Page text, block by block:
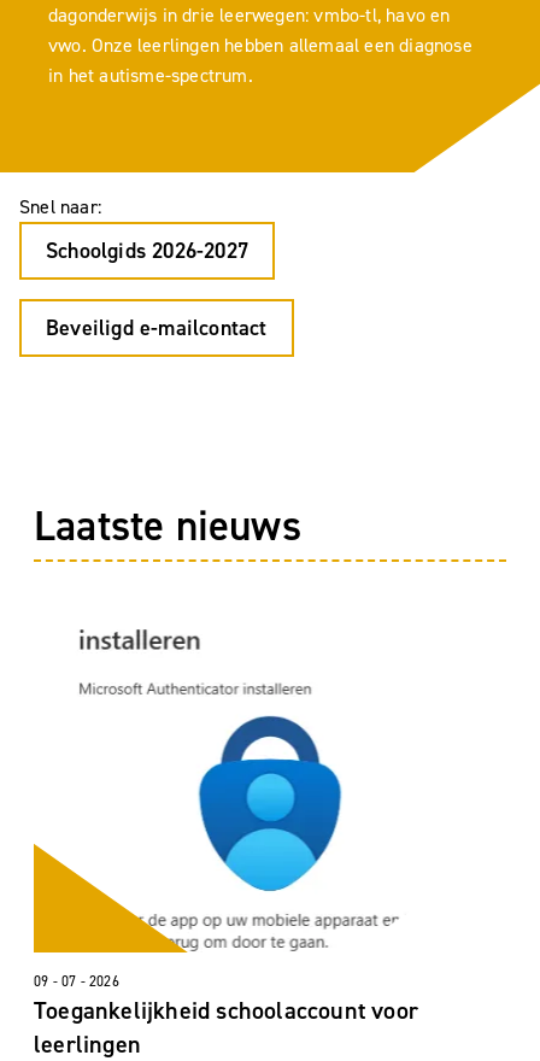
dagonderwijs in drie leerwegen: vmbo-tl, havo en
vwo. Onze leerlingen hebben allemaal een diagnose
in het autisme-spectrum.
Snel naar:
Schoolgids 2026-2027
Beveiligd e-mailcontact
Laatste nieuws
09 - 07 - 2026
Toegankelijkheid schoolaccount voor
leerlingen